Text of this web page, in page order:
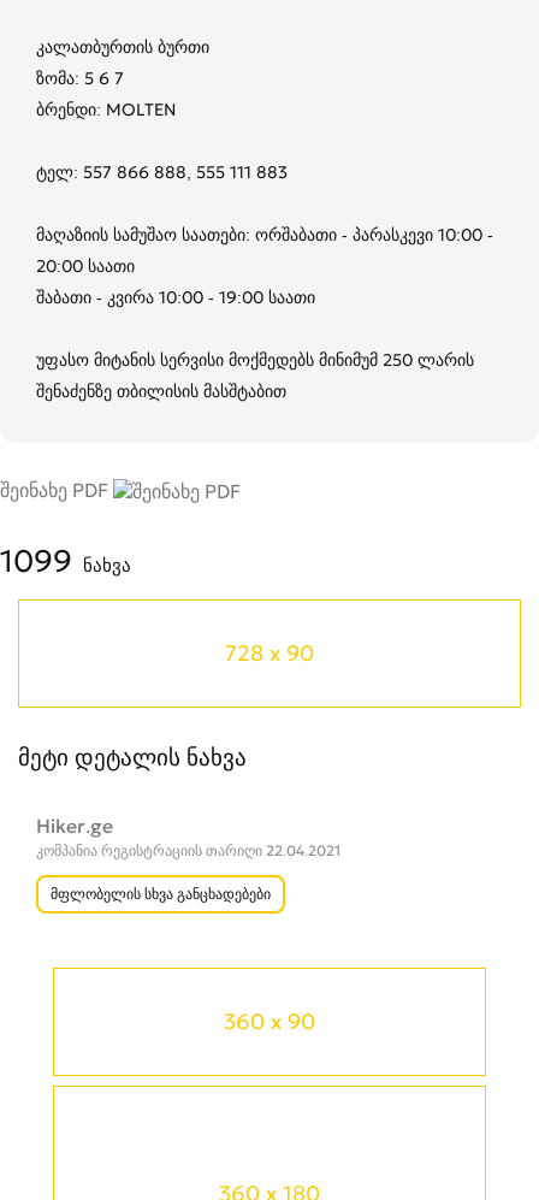
360 x 90
360 x 180
კალათბურთის ბურთი
ზომა: 5 6 7
ბრენდი: MOLTEN
ტელ: 557 866 888, 555 111 883
მაღაზიის სამუშაო საათები: ორშაბათი - პარასკევი 10:00 -
20:00 საათი
შაბათი - კვირა 10:00 - 19:00 საათი
უფასო მიტანის სერვისი მოქმედებს მინიმუმ 250 ლარის
შენაძენზე თბილისის მასშტაბით
შეინახე PDF
1099 ნახვა
728 x 90
მეტი დეტალის ნახვა
Hiker.ge
კომპანია რეგისტრაციის თარიღი 22.04.2021
მფლობელის სხვა განცხადებები